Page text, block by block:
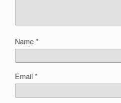
Name*
Email*